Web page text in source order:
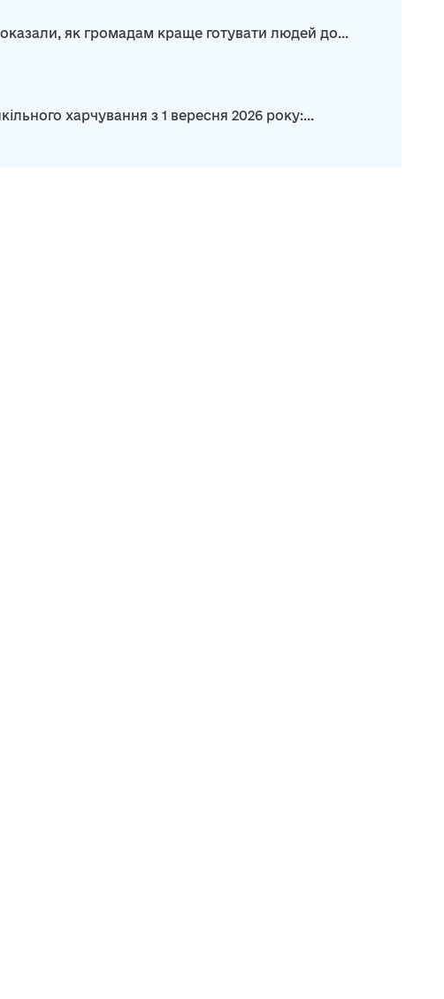
як громадам краще готувати людей до...
харчування з 1 вересня 2026 року:...